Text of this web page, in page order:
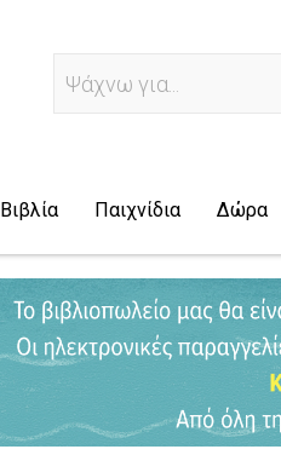
Αναζήτηση
Βιβλία Παιχνίδια Δώρα